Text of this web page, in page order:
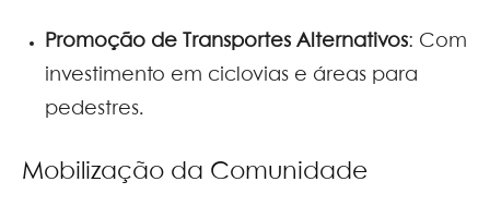
Promoção de Transportes Alternativos: Com
investimento em ciclovias e áreas para
pedestres.
Mobilização da Comunidade